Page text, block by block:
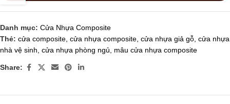
Danh mục: Cửa Nhựa Composite
Thẻ: cửa composite cửa nhựa composite cửa nhựa giả gỗ cửa nhựa
nhà vệ sinh cửa nhựa phòng ngủ mâu cửa nhựa composite
Share: